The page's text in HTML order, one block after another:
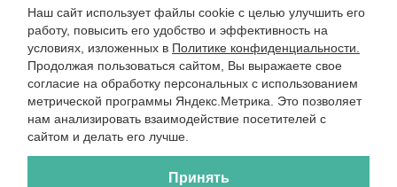
Наш сайт использует файлы cookie с целью улучшить его
работу, повысить его удобство и эффективность на
условиях, изложенных в Политике конфиденциальности.
Продолжая пользоваться сайтом, Вы выражаете свое
согласие на обработку персональных с использованием
метрической программы Яндекс.Метрика. Это позволяет
нам анализировать взаимодействие посетителей с
сайтом и делать его лучше.
Принять